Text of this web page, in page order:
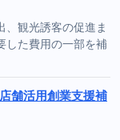
、観光誘客の促進ま
した費用の一部を補
舗活用創業支援補